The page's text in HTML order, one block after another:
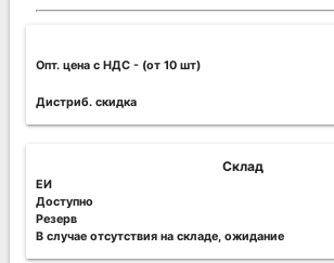
Опт. цена c НДС - (от 10 шт)
Дистриб. скидка
Склад
ЕИ
Доступно
Резерв
В случае отсутствия на складе, ожидание